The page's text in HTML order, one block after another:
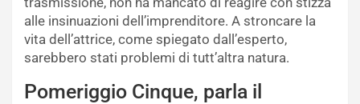
alle insinuazioni dell’imprenditore. A stroncare la
vita dell’attrice, come spiegato dall’esperto,
sarebbero stati problemi di tutt’altra natura.
Pomeriggio Cinque, parla il